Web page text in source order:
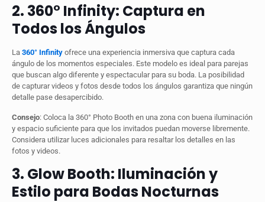
2. 360° Infinity: Captura en
Todos los Ángulos
La 360° Infinity ofrece una experiencia inmersiva que captura cada
ángulo de los momentos especiales. Este modelo es ideal para parejas
que buscan algo diferente y espectacular para su boda. La posibilidad
de capturar videos y fotos desde todos los ángulos garantiza que ningún
detalle pase desapercibido.
Consejo: Coloca la 360° Photo Booth en una zona con buena iluminación
y espacio suficiente para que los invitados puedan moverse libremente.
Considera utilizar luces adicionales para resaltar los detalles en las
fotos y videos.
3. Glow Booth: Iluminación y
Estilo para Bodas Nocturnas